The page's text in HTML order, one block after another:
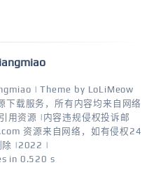
| Theme by LoLiMeow
下载服务，所有内容均来自网络
用资源 |内容违规侵权投诉邮
资源来自网络，如有侵权24
除 |2022 |
in 0.520 s